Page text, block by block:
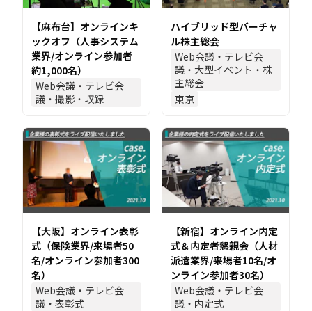
【麻布台】オンラインキ
ックオフ（人事システム
業界/オンライン参加者
約1,000名）
Web会議・テレビ会
議・撮影・収録
ハイブリッド型バーチャ
ル株主総会
Web会議・テレビ会
議・大型イベント・株
主総会
東京
【大阪】オンライン表彰
式（保険業界/来場者50
名/オンライン参加者300
名）
Web会議・テレビ会
議・表彰式
【新宿】オンライン内定
式＆内定者懇親会（人材
派遣業界/来場者10名/オ
ンライン参加者30名）
Web会議・テレビ会
議・内定式